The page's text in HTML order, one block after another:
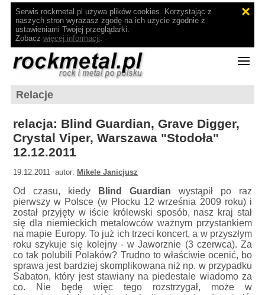
Serwis rockmetal.pl używa plików cookies. Korzystając z
naszych stron wyrażasz zgodę na ich użycie zgodnie z
ustawieniami Twojej przeglądarki.
Zobacz więcej informacji.
Relacje
relacja: Blind Guardian, Grave Digger,
Crystal Viper, Warszawa "Stodoła"
12.12.2011
19.12.2011 autor: Mikele Janicjusz
Od czasu, kiedy Blind Guardian wystąpił po raz
pierwszy w Polsce (w Płocku 12 września 2009 roku) i
został przyjęty w iście królewski sposób, nasz kraj stał
się dla niemieckich metalowców ważnym przystankiem
na mapie Europy. To już ich trzeci koncert, a w przyszłym
roku szykuje się kolejny - w Jaworznie (3 czerwca). Za
co tak polubili Polaków? Trudno to właściwie ocenić, bo
sprawa jest bardziej skomplikowana niż np. w przypadku
Sabaton, który jest stawiany na piedestale wiadomo za
co. Nie będę więc tego rozstrzygał, może w